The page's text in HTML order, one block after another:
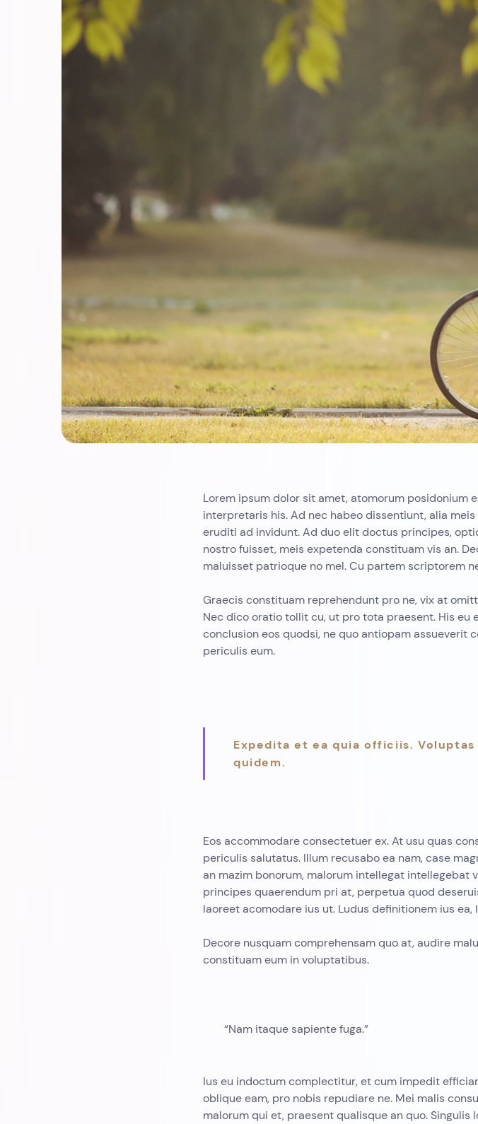
Lorem ipsum dolor sit amet, atomorum posidonium
interpretaris his. Ad nec habeo dissentiunt, alia
eruditi ad invidunt. Ad duo elit doctus principes,
nostro fuisset, meis expetenda constituam vis an.
maluisset patrioque no mel. Cu partem scriptorem
Graecis constituam reprehendunt pro ne, vix at
Nec dico oratio tollit cu, ut pro tota praesent. His
conclusion eos quodsi, ne quo antiopam assueverit
periculis eum.
Expedita et ea quia officiis.
quidem.
Eos accommodare consectetuer ex. At usu quas
periculis salutatus. Illum recusabo ea nam, case
an mazim bonorum, malorum intellegat intellegebat
principes quaerendum pri at, perpetua quod
laoreet acomodare ius ut. Ludus definitionem ius
Decore nusquam comprehensam quo at, audire
constituam eum in voluptatibus.
“Nam itaque sapiente fuga.”
Ius eu indoctum complectitur, et cum impedit
oblique eam, pro nobis repudiare ne. Mei malis
malorum qui et, praesent qualisque an quo.